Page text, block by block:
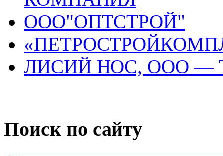
ООО"ОПТСТРОЙ"
ЛИСИЙ НОС, ООО —
Поиск по сайту